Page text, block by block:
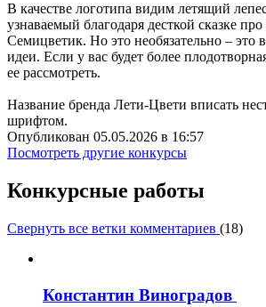
В качестве логотипа видим летящий
узнаваемый благодаря десткой сказке
Семицветик. Но это необязательно – это
идеи. Если у вас будет более
ее рассмотреть.
Название бренда Лети-Цвети вписать
шрифтом.
Опубликован 05.05.2026 в 16:57
Посмотреть другие конкурсы
Конкурсные работы
Свернуть все ветки комментариев (18)
Константин Виноградов